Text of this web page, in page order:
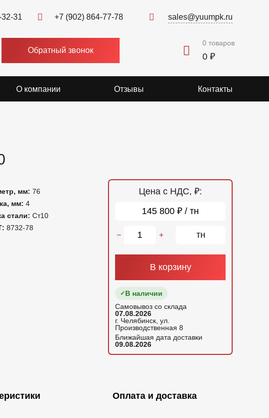
31 +7 (902) 864-77-78 sales@yuumpk.ru
Обратный звонок
0 товаров
0 ₽
О компании Отзывы Контакты
мм: 76
мм: 4
стали: Ст10
8732-78
Цена с НДС, ₽:
145 800 ₽ / тн
− + тн
В корзину
В наличии
Самовывоз со склада
07.08.2026
г. Челябинск, ул.
Производственная 8
Ближайшая дата доставки
09.08.2026
Оплата и доставка